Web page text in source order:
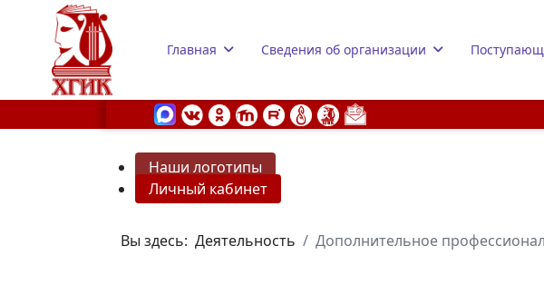
Главная Сведения об организации
Наши логотипы
Личный кабинет
Вы здесь: Деятельность Дополнительное